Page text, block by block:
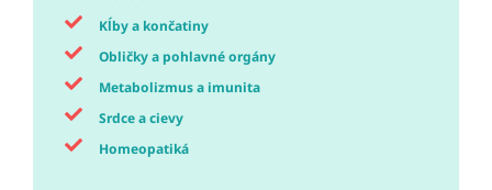
Kĺby a končatiny
Obličky a pohlavné orgány
Metabolizmus a imunita
Srdce a cievy
Homeopatiká